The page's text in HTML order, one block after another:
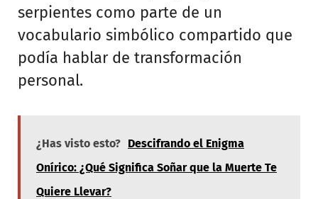
serpientes como parte de un
vocabulario simbólico compartido que
podía hablar de transformación
personal.
¿Has visto esto? Descifrando el Enigma
Onírico: ¿Qué Significa Soñar que la Muerte Te
Quiere Llevar?